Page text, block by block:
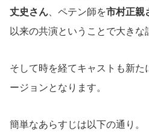
丈史さん 、ペテン師を市村正親
以来の共演ということで大きな
そして時を経てキャストも新
ージョンとなります。
簡単なあらすじは以下の通り。